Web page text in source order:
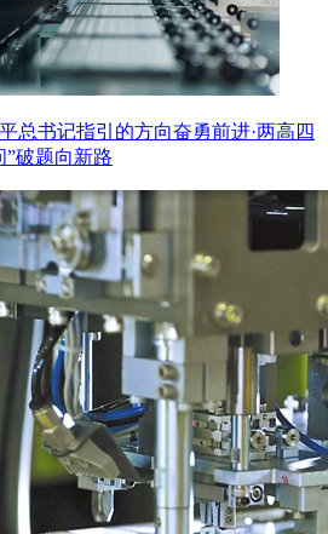
总书记指引的方向奋勇前进·两高四
”破题向新路